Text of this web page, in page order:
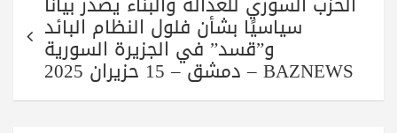
سياسيًا بشأن فلول النظام البائد
و”قسد” في الجزيرة السورية
BAZNEWS – دمشق – 15 حزيران 2025